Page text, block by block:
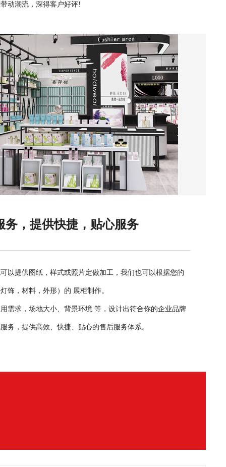
动潮流，深得客户好评!
务，提供快捷，贴心服务
以提供图纸，样式或照片定做加工，我们也可以根据您的
饰，材料，外形）的 展柜制作。
需求，场地大小、背景环境 等，设计出符合你的企业品牌
务，提供高效、快捷、贴心的售后服务体系。